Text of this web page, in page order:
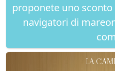
proponete uno
navigatori di
LA